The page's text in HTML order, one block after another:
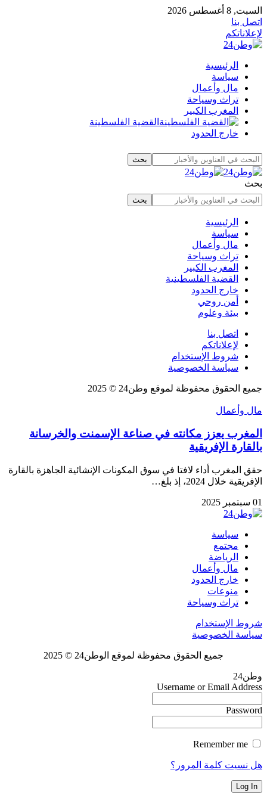
السبت, 8 أغسطس 2026
اتصل بنا
لإعلاناتكم
الرئيسية
سياسة
مال وأعمال
تراث وسياحة
المغرب الكبير
القضية الفلسطينة
خارج الحدود
بحث
الرئيسية
سياسة
مال وأعمال
تراث وسياحة
المغرب الكبير
القضية الفلسطينية
خارج الحدود
أمن روحي
بيئة وعلوم
اتصل بنا
لإعلاناتكم
شروط الإستخدام
سياسة الخصوصية
جميع الحقوق محفوظة لموقع وطن24 © 2025
مال وأعمال
المغرب يعزز مكانته في صناعة الإسمنت والخرسانة
بالقارة الإفريقية
حقق المغرب أداء لافتا في سوق المكونات الإنشائية الجاهزة بالقارة
الإفريقية خلال 2024، إذ بلغ…
01 سبتمبر 2025
سياسة
مجتمع
الرياضة
مال وأعمال
خارج الحدود
منوعات
تراث وسياحة
شروط الإستخدام
سياسة الخصوصية
جميع الحقوق محفوظة لموقع الوطن24 © 2025
وطن24
Username or Email Address
Password
هل نسيت كلمة المرور؟